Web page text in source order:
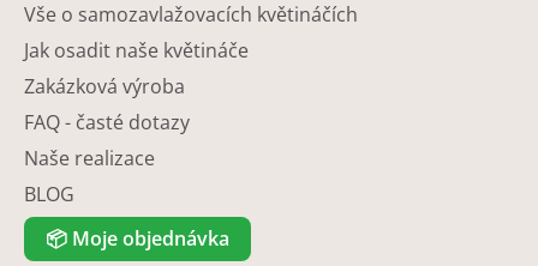
Vše o samozavlažovacích květináčích
Jak osadit naše květináče
Zakázková výroba
FAQ - časté dotazy
Naše realizace
BLOG
📦 Moje objednávka